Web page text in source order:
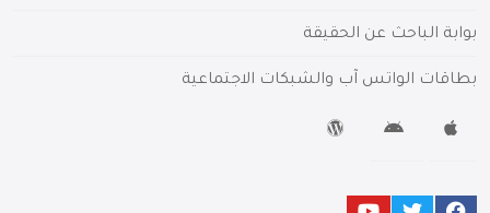
بوابة الباحث عن الحقيقة
بطاقات الواتس آب والشبكات الاجتماعية